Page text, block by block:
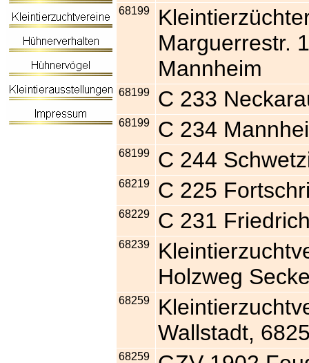
68199
Marguerrestr.
Mannheim
68199 C 233
68199 C 234
68199 C 244
68219 C 225
68229 C 231
68239
Holzweg
68259
Wallstadt,
68259